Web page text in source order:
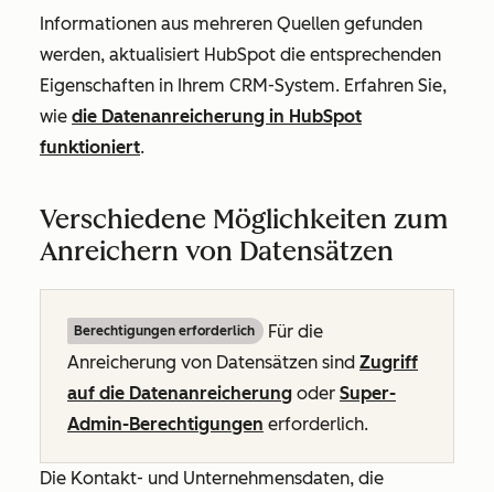
Informationen aus mehreren Quellen gefunden
werden, aktualisiert HubSpot die entsprechenden
Eigenschaften in Ihrem CRM-System. Erfahren Sie,
wie die Datenanreicherung in HubSpot
funktioniert.
Verschiedene Möglichkeiten zum
Anreichern von Datensätzen
Berechtigungen erforderlich
Für die
Anreicherung von Datensätzen sind Zugriff
auf die Datenanreicherung oder Super-
Admin-Berechtigungen erforderlich.
Die Kontakt- und Unternehmensdaten, die